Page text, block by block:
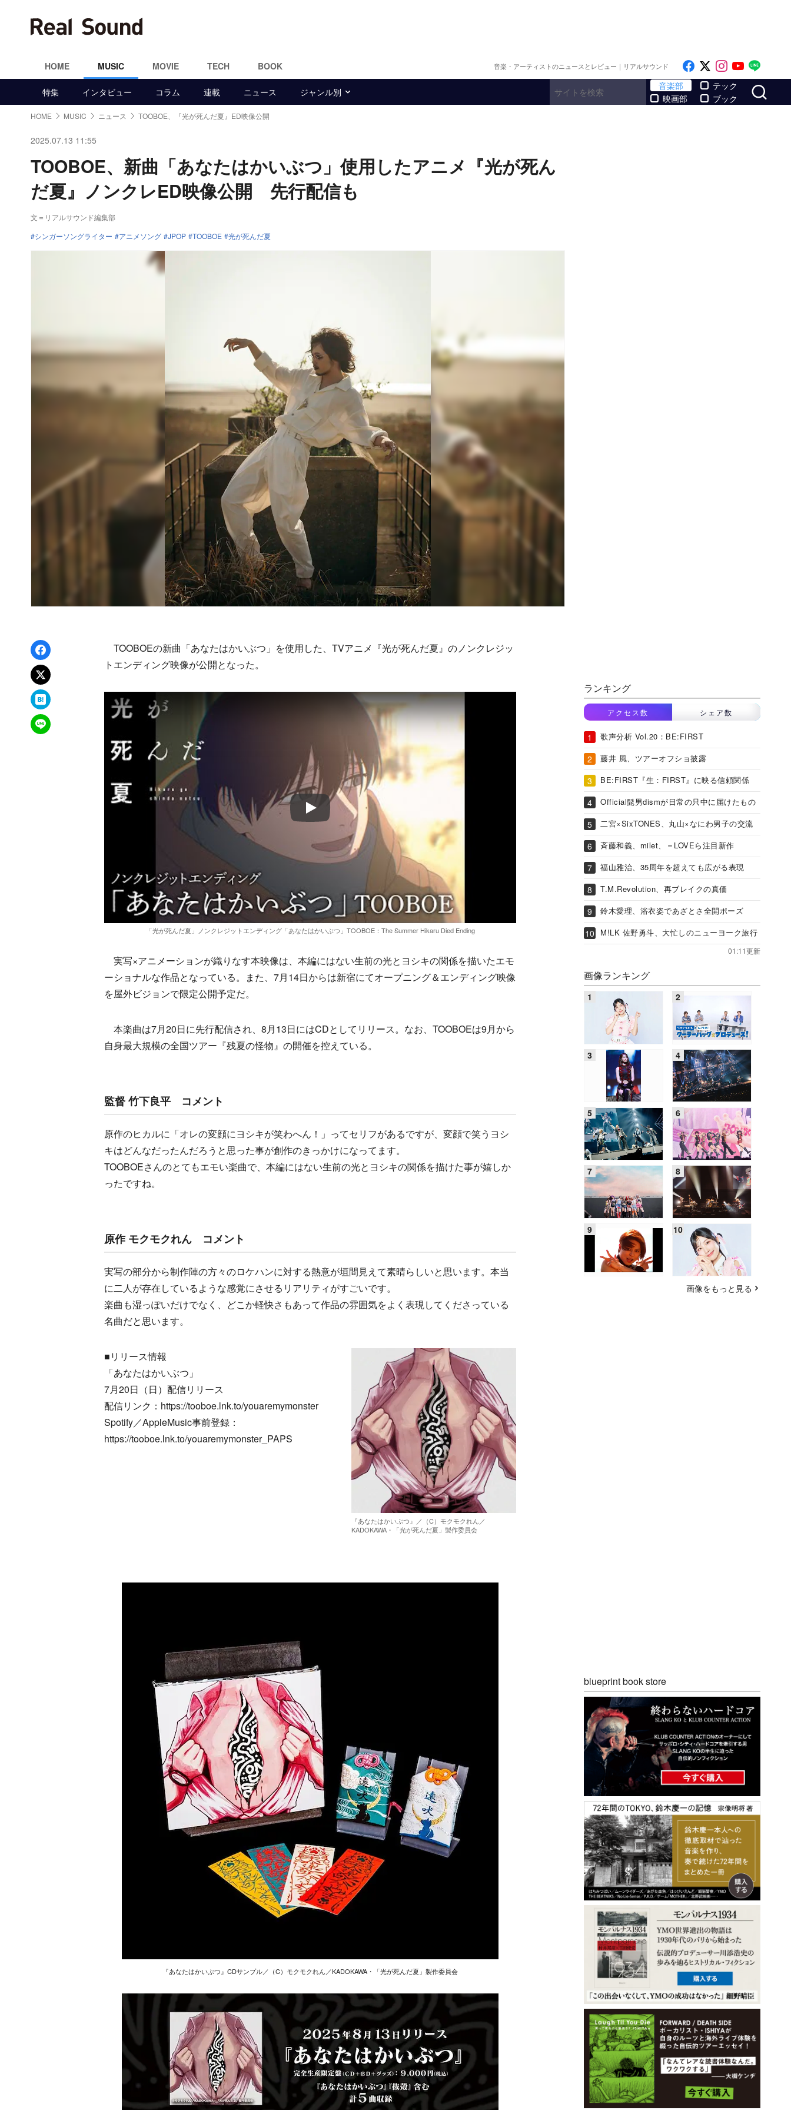
HOME MUSIC MOVIE TECH BOOK 音楽・アーティストのニュースとレビュー｜リアルサウンド Like on Facebook
Follow on x
Follow on
Follow
特集 インタビュー コラム 連載 ニュース ジャンル別
音楽部
映画部
テック
ブック
HOME MUSIC ニュース TOOBOE、『光が死んだ夏』ED映像公開
2025.07.13 11:55
TOOBOE、新曲「あなたはかいぶつ」使用したアニメ『光が死ん
だ夏』ノンクレED映像公開 先行配信も
文＝リアルサウンド編集部
シンガーソングライター
アニメソング JPOP TOOBOE 光が死んだ夏
Facebookでシェア
xでポスト
はてなブックマーク
LINEで送る
TOOBOEの新曲「あなたはかいぶつ」を使用した、TVアニメ『光が死んだ夏』のノンクレジッ
トエンディング映像が公開となった。
「光が死んだ夏」ノンクレジットエンディング「あなたはかいぶつ」TOOBOE：The Summer Hikaru Died Ending
実写×アニメーションが織りなす本映像は、本編にはない生前の光とヨシキの関係を描いたエモ
ーショナルな作品となっている。また、7月14日からは新宿にてオープニング＆エンディング映像
を屋外ビジョンで限定公開予定だ。
本楽曲は7月20日に先行配信され、8月13日にはCDとしてリリース。なお、TOOBOEは9月から
自身最大規模の全国ツアー『残夏の怪物』の開催を控えている。
監督 竹下良平 コメント
原作のヒカルに「オレの変顔にヨシキが笑わへん！」ってセリフがあるですが、変顔で笑うヨシ
キはどんなだったんだろうと思った事が創作のきっかけになってます。
TOOBOEさんのとてもエモい楽曲で、本編にはない生前の光とヨシキの関係を描けた事が嬉しか
ったですね。
原作 モクモクれん コメント
実写の部分から制作陣の方々のロケハンに対する熱意が垣間見えて素晴らしいと思います。本当
に二人が存在しているような感覚にさせるリアリティがすごいです。
楽曲も湿っぽいだけでなく、どこか軽快さもあって作品の雰囲気をよく表現してくださっている
名曲だと思います。
『あなたはかいぶつ』／（C）モクモクれん／
KADOKAWA・「光が死んだ夏」製作委員会
■リリース情報
「あなたはかいぶつ」
7月20日（日）配信リリース
配信リンク：https://tooboe.lnk.to/youaremymonster
Spotify／AppleMusic事前登録：
https://tooboe.lnk.to/youaremymonster_PAPS
『あなたはかいぶつ』CDサンプル／（C）モクモクれん／KADOKAWA・「光が死んだ夏」製作委員会
ランキング
アクセス数 シェア数
歌声分析 Vol.20：BE:FIRST
藤井 風、ツアーオフショ披露
BE:FIRST『生：FIRST』に映る信頼関係
Official髭男dismが日常の只中に届けたもの
二宮×SixTONES、丸山×なにわ男子の交流
斉藤和義、milet、＝LOVEら注目新作
福山雅治、35周年を超えても広がる表現
T.M.Revolution、再ブレイクの真価
鈴木愛理、浴衣姿であざとさ全開ポーズ
M!LK 佐野勇斗、大忙しのニューヨーク旅行
01:11更新
画像ランキング
画像をもっと見る
blueprint book store